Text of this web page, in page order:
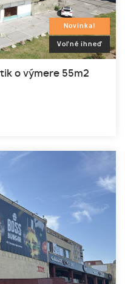
Novinka!
Voľné ihneď
o výmere 55m2